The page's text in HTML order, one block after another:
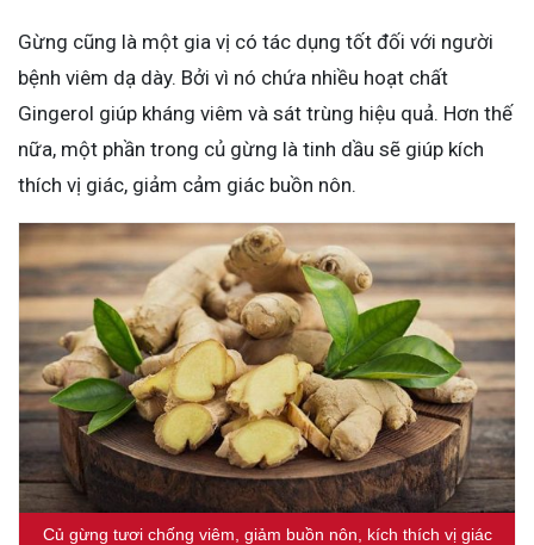
Gừng cũng là một gia vị có tác dụng tốt đối với người
bệnh viêm dạ dày. Bởi vì nó chứa nhiều hoạt chất
Gingerol giúp kháng viêm và sát trùng hiệu quả. Hơn thế
nữa, một phần trong củ gừng là tinh dầu sẽ giúp kích
thích vị giác, giảm cảm giác buồn nôn.
Củ gừng tươi chống viêm, giảm buồn nôn, kích thích vị giác